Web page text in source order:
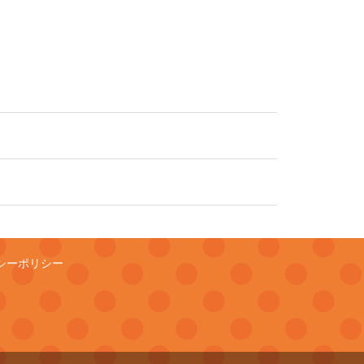
ーポリシー